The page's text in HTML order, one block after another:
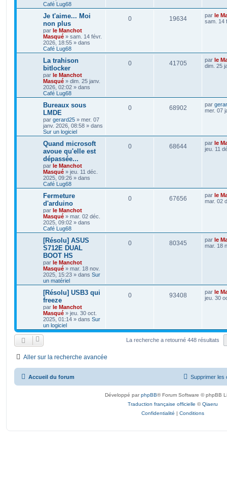
Café Lug68
Je t'aime... Moi
non plus
par le Manchot
Masqué » sam. 14 févr.
2026, 18:55 » dans
Café Lug68
0 19634 par le
sam. 14
La trahison
bitlocker
par le Manchot
Masqué » dim. 25 janv.
2026, 02:02 » dans
Café Lug68
0 41705 par le
dim. 25
Bureaux sous
LMDE
par gerard25 » mer. 07
janv. 2026, 08:58 » dans
Sur un logiciel
0 68902 par
mer. 07
Quand microsoft
avoue qu'elle est
dépassée...
par le Manchot
Masqué » jeu. 11 déc.
2025, 09:26 » dans
Café Lug68
0 68644 par le
jeu. 11
Fermeture
d'arduino
par le Manchot
Masqué » mar. 02 déc.
2025, 09:02 » dans
Café Lug68
0 67656 par le
mar. 02
[Résolu] ASUS
S712E DUAL
BOOT HS
par le Manchot
Masqué » mar. 18 nov.
2025, 15:23 » dans Sur
un matériel
0 80345 par le
mar. 18
[Résolu] USB3 qui
freeze
par le Manchot
Masqué » jeu. 30 oct.
2025, 01:14 » dans Sur
un logiciel
0 93408 par le
jeu. 30
La recherche a retourné 448 résultats
Aller sur la recherche avancée
Accueil du forum Supprimer les
Développé parphpBB® Forum Software © phpBB
Traduction française officielle ©Qiaeru
Confidentialité | Conditions